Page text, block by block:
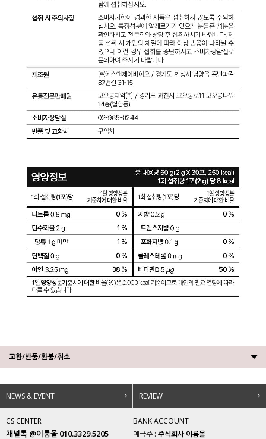
교환/반품/환불/취소
NEWS & EVENT REVIEW
CS CENTER
채널톡 @이룸몰 010.3329.5205
BANK ACCOUNT
예금주 : 주식회사 이룸몰